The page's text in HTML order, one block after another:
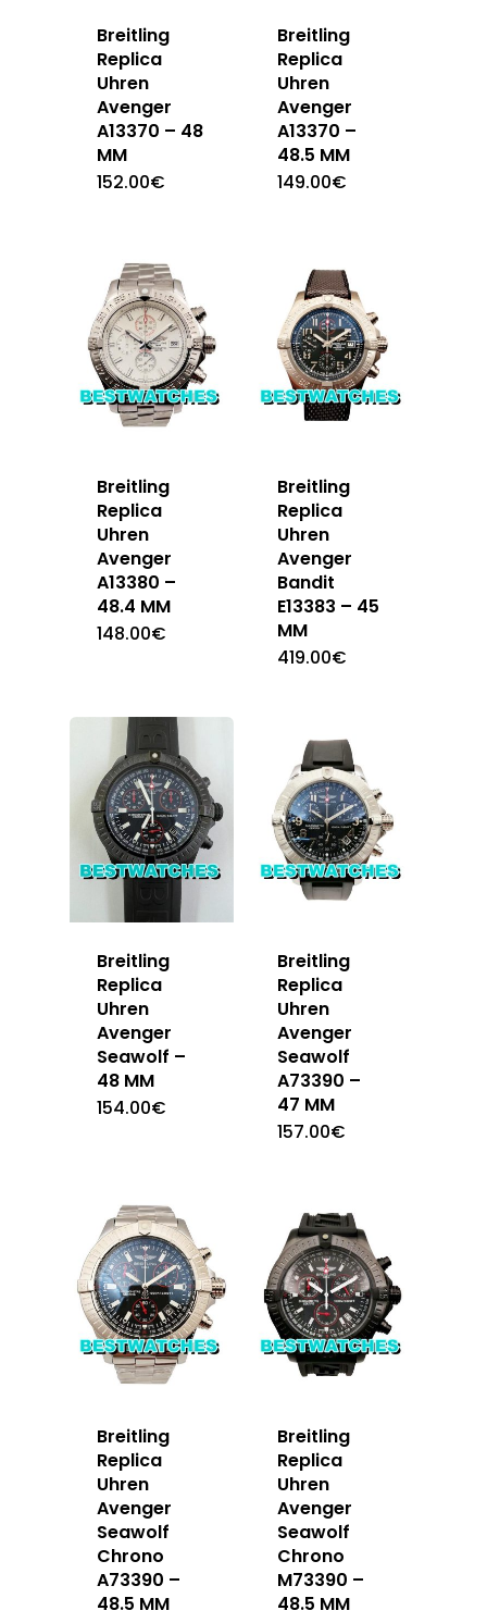
Breitling
Replica
Uhren
Avenger
A13370 – 48
MM
152.00€
Breitling
Replica
Uhren
Avenger
A13370 –
48.5 MM
149.00€
Breitling
Replica
Uhren
Avenger
A13380 –
48.4 MM
148.00€
Breitling
Replica
Uhren
Avenger
Bandit
E13383 – 45
MM
419.00€
Breitling
Replica
Uhren
Avenger
Seawolf –
48 MM
154.00€
Breitling
Replica
Uhren
Avenger
Seawolf
A73390 –
47 MM
157.00€
Breitling
Replica
Uhren
Avenger
Seawolf
Chrono
A73390 –
48.5 MM
Breitling
Replica
Uhren
Avenger
Seawolf
Chrono
M73390 –
48.5 MM